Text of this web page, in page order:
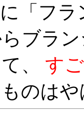
に「フ
ブラ
、 す
のは